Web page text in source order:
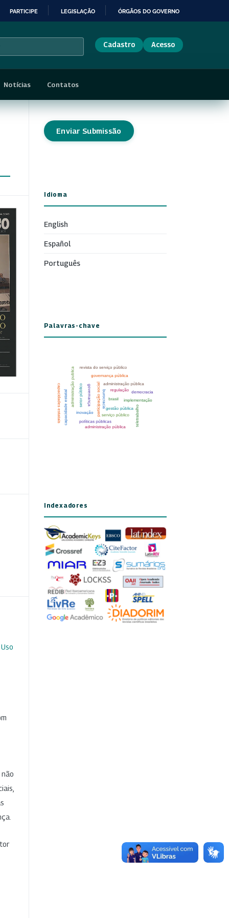
PARTICIPE LEGISLAÇÃO ÓRGÃOS DO GOVERNO
Cadastro Acesso
Notícias Contatos
Enviar Submissão
Idioma
English
Español
Português
Palavras-chave
Indexadores